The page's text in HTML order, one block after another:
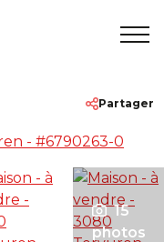
Partager
15
photos